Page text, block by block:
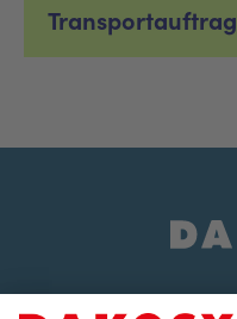
Transportauftrag